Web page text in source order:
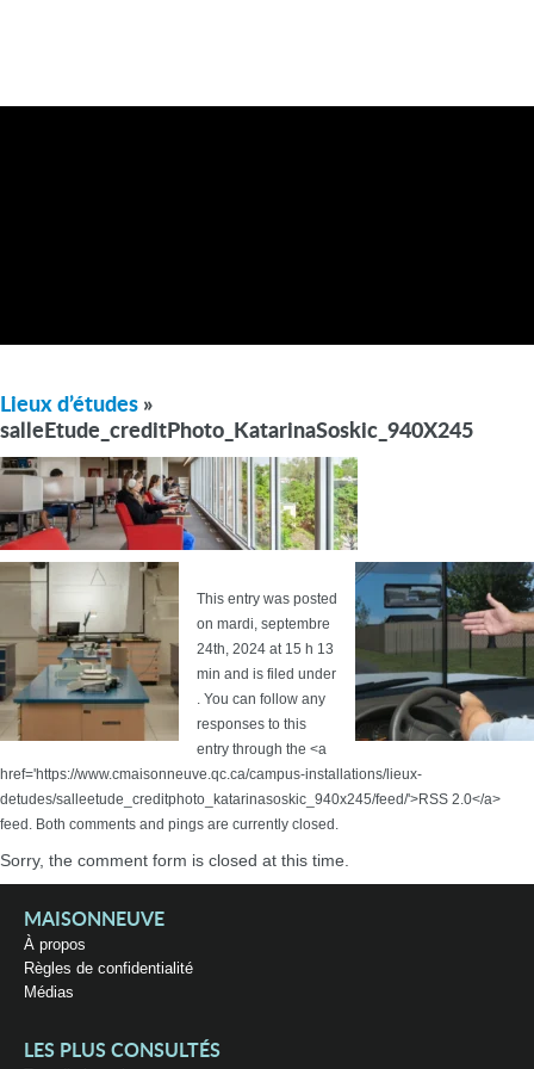
Lieux d’études »
salleEtude_creditPhoto_KatarinaSoskic_940X245
This entry was posted
on mardi, septembre
24th, 2024 at 15 h 13
min and is filed under
. You can follow any
responses to this
entry through the <a
href='https://www.cmaisonneuve.qc.ca/campus-installations/lieux-
detudes/salleetude_creditphoto_katarinasoskic_940x245/feed/'>RSS 2.0</a>
feed. Both comments and pings are currently closed.
Sorry, the comment form is closed at this time.
MAISONNEUVE
À propos
Règles de confidentialité
Médias
LES PLUS CONSULTÉS